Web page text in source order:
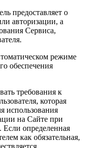
предоставляет о
авторизации, а
Сервиса,
режиме
обеспечения
требования к
которая
использования
на Сайте при
Если определенная
как обязательная,